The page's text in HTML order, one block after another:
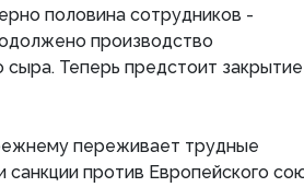
половина сотрудников -
производство
Теперь предстоит закрытие
переживает трудные
против Европейского